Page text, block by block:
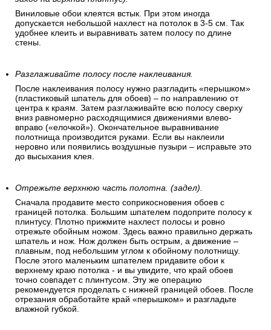
Виниловые обои клеятся встык. При этом иногда
допускается небольшой нахлест на потолок в 3-5 см. Так
удобнее клеить и выравнивать затем полосу по длине
стены.
Разглаживайте полосу после наклеивания.
После наклеивания полосу нужно разгладить «перышком»
(пластиковый шпатель для обоев) – по направлению от
центра к краям. Затем разглаживайте всю полосу сверху
вниз равномерно расходящимися движениями влево-
вправо («елочкой»). Окончательное выравнивание
полотнища производится руками. Если вы наклеили
неровно или появились воздушные пузыри – исправьте это
до высыхания клея.
Отрежьте верхнюю часть полотна. (задел).
Сначала продавите место соприкосновения обоев с
границей потолка. Большим шпателем подоприте полосу к
плинтусу. Плотно прижмите нахлест полосы и ровно
отрежьте обойным ножом. Здесь важно правильно держать
шпатель и нож. Нож должен быть острым, а движение –
плавным, под небольшим углом к обойному полотнищу.
После этого маленьким шпателем придавите обои к
верхнему краю потолка - и вы увидите, что край обоев
точно совпадет с плинтусом. Эту же операцию
рекомендуется проделать с нижней границей обоев. После
отрезания обработайте край «перышком» и разгладьте
влажной губкой.